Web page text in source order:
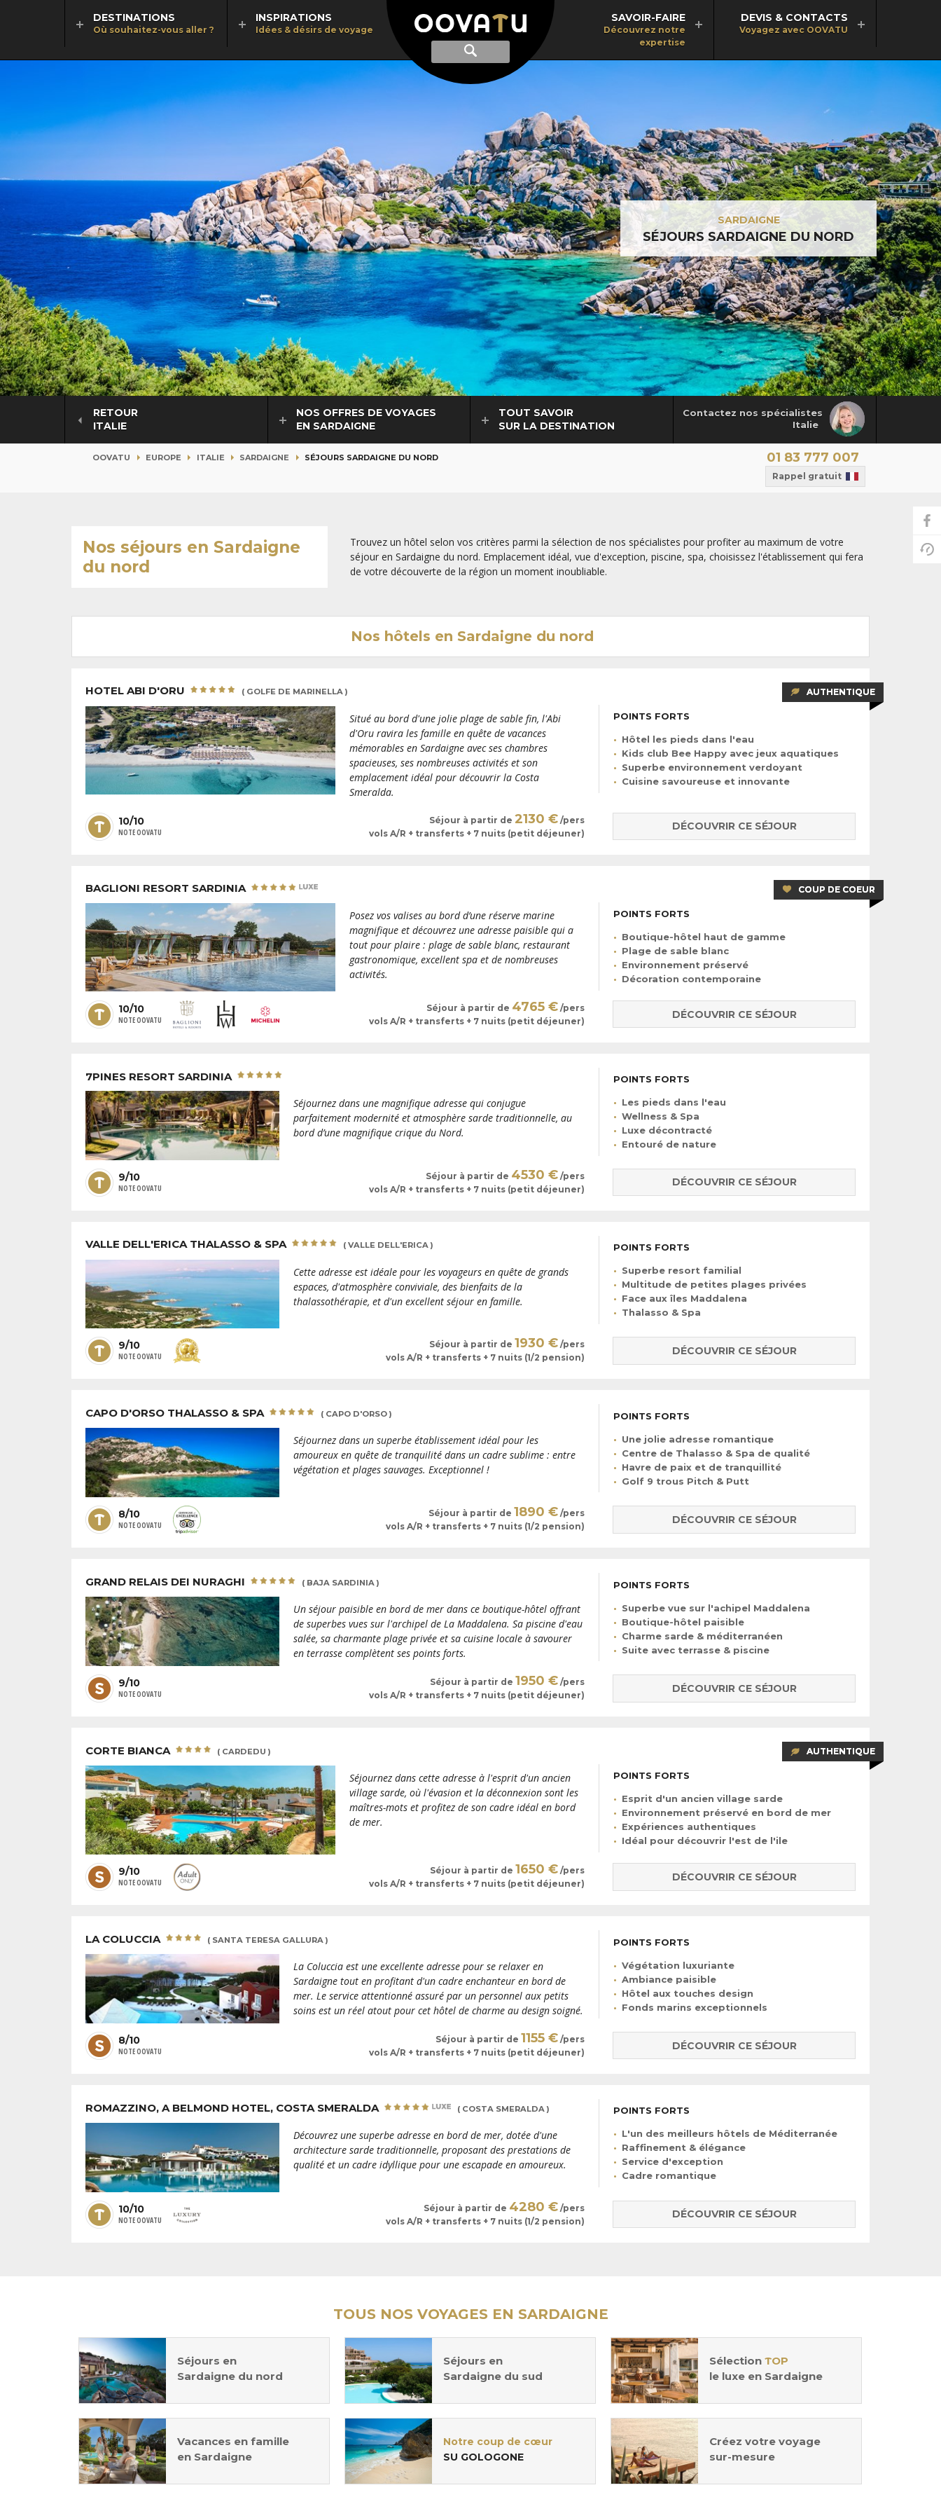
Afficher
recherche
Recherche
DESTINATIONS
Où souhaitez-vous aller ?
INSPIRATIONS
Idées & désirs de voyage
SAVOIR-FAIRE
Découvrez notre
expertise
DEVIS & CONTACTS
Voyagez avec OOVATU
SARDAIGNE
SÉJOURS SARDAIGNE DU NORD
Contactez nos spécialistes
Italie
RETOUR
ITALIE
NOS OFFRES DE VOYAGES
EN SARDAIGNE
TOUT SAVOIR
SUR LA DESTINATION
OOVATU EUROPE ITALIE SARDAIGNE SÉJOURS SARDAIGNE DU NORD 01 83 777 007
Rappel gratuit
Nos séjours en Sardaigne
du nord
Trouvez un hôtel selon vos critères parmi la sélection de nos spécialistes pour profiter au maximum de votre
séjour en Sardaigne du nord. Emplacement idéal, vue d'exception, piscine, spa, choisissez l'établissement qui fera
de votre découverte de la région un moment inoubliable.
Nos hôtels en Sardaigne du nord
HOTEL ABI D'ORU ( GOLFE DE MARINELLA ) AUTHENTIQUE
Situé au bord d'une jolie plage de sable fin, l'Abi
d'Oru ravira les famille en quête de vacances
mémorables en Sardaigne avec ses chambres
spacieuses, ses nombreuses activités et son
emplacement idéal pour découvrir la Costa
Smeralda.
POINTS FORTS
Hôtel les pieds dans l'eau
Kids club Bee Happy avec jeux aquatiques
Superbe environnement verdoyant
Cuisine savoureuse et innovante
10/10
NOTE OOVATU
Séjour à partir de2130 € /pers
vols A/R + transferts + 7 nuits (petit déjeuner)
DÉCOUVRIR CE SÉJOUR
BAGLIONI RESORT SARDINIA COUP DE COEUR
Posez vos valises au bord d’une réserve marine
magnifique et découvrez une adresse paisible qui a
tout pour plaire : plage de sable blanc, restaurant
gastronomique, excellent spa et de nombreuses
activités.
POINTS FORTS
Boutique-hôtel haut de gamme
Plage de sable blanc
Environnement préservé
Décoration contemporaine
10/10
NOTE OOVATU
Séjour à partir de 4765 € /pers
vols A/R + transferts + 7 nuits (petit déjeuner)
DÉCOUVRIR CE SÉJOUR
7PINES RESORT SARDINIA
Séjournez dans une magnifique adresse qui conjugue
parfaitement modernité et atmosphère sarde traditionnelle, au
bord d’une magnifique crique du Nord.
POINTS FORTS
Les pieds dans l'eau
Wellness & Spa
Luxe décontracté
Entouré de nature
9/10
NOTE OOVATU
Séjour à partir de 4530 € /pers
vols A/R + transferts + 7 nuits (petit déjeuner)
DÉCOUVRIR CE SÉJOUR
VALLE DELL'ERICA THALASSO & SPA ( VALLE DELL'ERICA )
Cette adresse est idéale pour les voyageurs en quête de grands
espaces, d'atmosphère conviviale, des bienfaits de la
thalassothérapie, et d'un excellent séjour en famille.
POINTS FORTS
Superbe resort familial
Multitude de petites plages privées
Face aux îles Maddalena
Thalasso & Spa
9/10
NOTE OOVATU
Séjour à partir de 1930 € /pers
vols A/R + transferts + 7 nuits (1/2 pension)
DÉCOUVRIR CE SÉJOUR
CAPO D'ORSO THALASSO & SPA ( CAPO D'ORSO )
Séjournez dans un superbe établissement idéal pour les
amoureux en quête de tranquilité dans un cadre sublime : entre
végétation et plages sauvages. Exceptionnel !
POINTS FORTS
Une jolie adresse romantique
Centre de Thalasso & Spa de qualité
Havre de paix et de tranquillité
Golf 9 trous Pitch & Putt
8/10
NOTE OOVATU
Séjour à partir de 1890 € /pers
vols A/R + transferts + 7 nuits (1/2 pension)
DÉCOUVRIR CE SÉJOUR
GRAND RELAIS DEI NURAGHI ( BAJA SARDINIA )
Un séjour paisible en bord de mer dans ce boutique-hôtel offrant
de superbes vues sur l'archipel de La Maddalena. Sa piscine d'eau
salée, sa charmante plage privée et sa cuisine locale à savourer
en terrasse complètent ses points forts.
POINTS FORTS
Superbe vue sur l'achipel Maddalena
Boutique-hôtel paisible
Charme sarde & méditerranéen
Suite avec terrasse & piscine
9/10
NOTE OOVATU
Séjour à partir de 1950 € /pers
vols A/R + transferts + 7 nuits (petit déjeuner)
DÉCOUVRIR CE SÉJOUR
CORTE BIANCA ( CARDEDU ) AUTHENTIQUE
Séjournez dans cette adresse à l'esprit d'un ancien
village sarde, où l'évasion et la déconnexion sont les
maîtres-mots et profitez de son cadre idéal en bord
de mer.
POINTS FORTS
Esprit d'un ancien village sarde
Environnement préservé en bord de mer
Expériences authentiques
Idéal pour découvrir l'est de l'ile
9/10
NOTE OOVATU
Séjour à partir de 1650 € /pers
vols A/R + transferts + 7 nuits (petit déjeuner)
DÉCOUVRIR CE SÉJOUR
LA COLUCCIA ( SANTA TERESA GALLURA )
La Coluccia est une excellente adresse pour se relaxer en
Sardaigne tout en profitant d'un cadre enchanteur en bord de
mer. Le service attentionné assuré par un personnel aux petits
soins est un réel atout pour cet hôtel de charme au design soigné.
POINTS FORTS
Végétation luxuriante
Ambiance paisible
Hôtel aux touches design
Fonds marins exceptionnels
8/10
NOTE OOVATU
Séjour à partir de 1155 € /pers
vols A/R + transferts + 7 nuits (petit déjeuner)
DÉCOUVRIR CE SÉJOUR
ROMAZZINO, A BELMOND HOTEL, COSTA SMERALDA ( COSTA SMERALDA )
Découvrez une superbe adresse en bord de mer, dotée d'une
architecture sarde traditionnelle, proposant des prestations de
qualité et un cadre idyllique pour une escapade en amoureux.
POINTS FORTS
L'un des meilleurs hôtels de Méditerranée
Raffinement & élégance
Service d'exception
Cadre romantique
10/10
NOTE OOVATU
Séjour à partir de 4280 € /pers
vols A/R + transferts + 7 nuits (1/2 pension)
DÉCOUVRIR CE SÉJOUR
TOUS NOS VOYAGES EN SARDAIGNE
Séjours en
Sardaigne du nord
Séjours en
Sardaigne du sud
SélectionTOP
le luxe en Sardaigne
Vacances en famille
en Sardaigne
Notre coup de cœur
SU GOLOGONE
Créez votre voyage
sur-mesure